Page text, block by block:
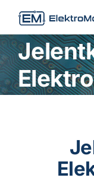
Skip
content
Rólunk
EM Világ